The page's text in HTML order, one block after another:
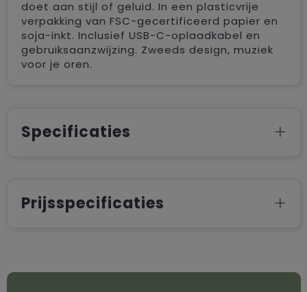
doet aan stijl of geluid. In een plasticvrije
verpakking van FSC-gecertificeerd papier en
soja-inkt. Inclusief USB-C-oplaadkabel en
gebruiksaanzwijzing. Zweeds design, muziek
voor je oren.
Specificaties
Prijsspecificaties